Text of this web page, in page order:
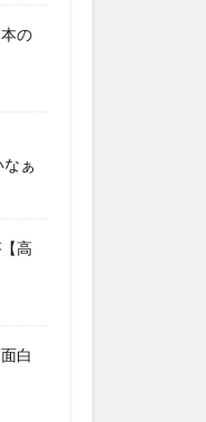
の
ぁ
高
白